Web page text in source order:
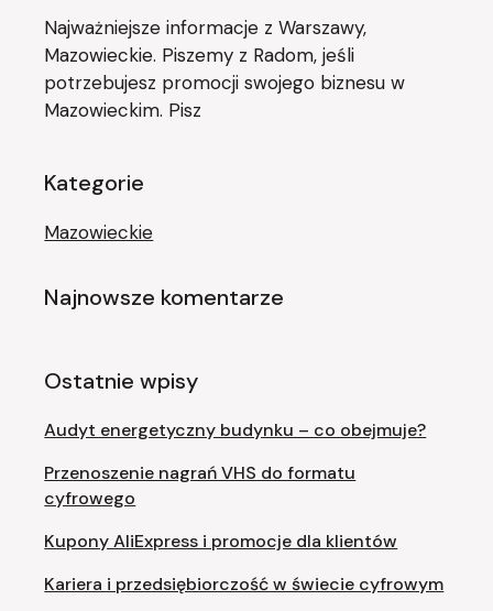
Najważniejsze informacje z Warszawy,
Mazowieckie. Piszemy z Radom, jeśli
potrzebujesz promocji swojego biznesu w
Mazowieckim. Pisz
Kategorie
Mazowieckie
Najnowsze komentarze
Ostatnie wpisy
Audyt energetyczny budynku – co obejmuje?
Przenoszenie nagrań VHS do formatu
cyfrowego
Kupony AliExpress i promocje dla klientów
Kariera i przedsiębiorczość w świecie cyfrowym